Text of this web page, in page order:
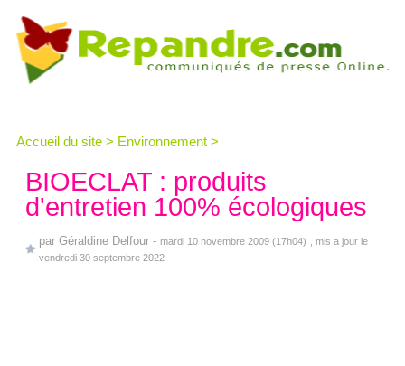
Accueil du site > Environnement >
BIOECLAT : produits
d'entretien 100% écologiques
par Géraldine Delfour - mardi 10 novembre 2009 (17h04)
, mis a jour le
vendredi 30 septembre 2022